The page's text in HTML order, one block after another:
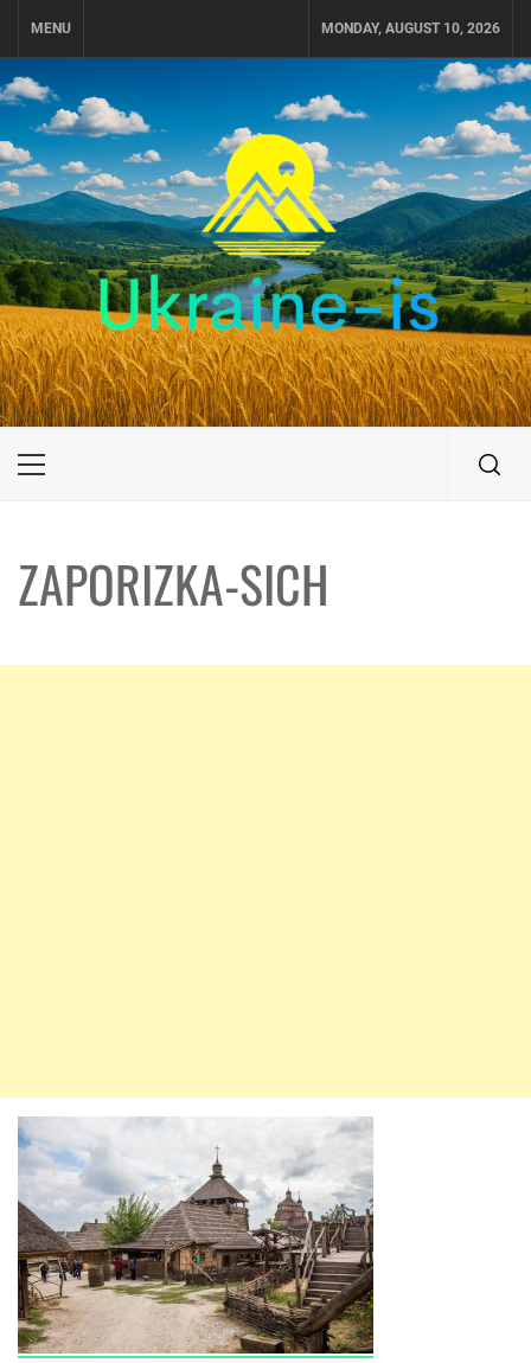
MENU MONDAY, AUGUST 10, 2026
UKRAINE-IS
ПУТЕШЕСТВИЕ ПО УКРАИНЕ
Primary
ZAPORIZKA-SICH